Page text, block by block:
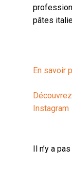
pâtes
En savoir
Instagram
Il n’y a